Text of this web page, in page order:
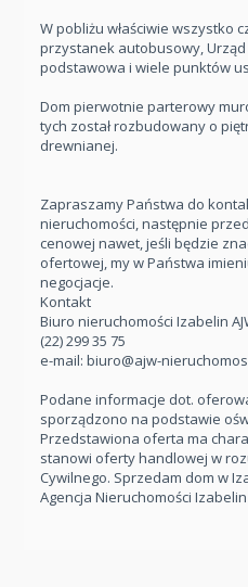
W pobliżu właściwie wszystko
przystanek autobusowy,
podstawowa i wiele punktów
Dom pierwotnie parterowy
tych został rozbudowany o
drewnianej.
Zapraszamy Państwa do
nieruchomości, następnie
cenowej nawet, jeśli będzie
ofertowej, my w Państwa
negocjacje.
Kontakt
Biuro nieruchomości Izabelin
(22) 299 35 75
e-mail: biuro@ajw-
Podane informacje dot.
sporządzono na podstawie
Przedstawiona oferta ma
stanowi oferty handlowej w
Cywilnego. Sprzedam dom w
Agencja Nieruchomości